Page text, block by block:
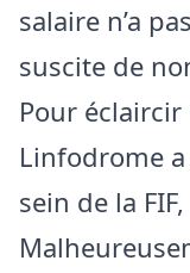
salaire n’a
suscite de
Pour
Linfodrome
sein de la